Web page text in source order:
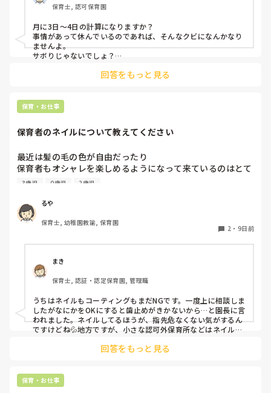
保育士, 認可保育園
月に3日〜4日の計算になりますか？
事情があって休んでいるのであれば、そんなクビになんかなり
ませんよ。
サボりじゃないでしょ？
同じクラスの先生が、もしも今後、いい気がしないと言葉にし
いいと思います。
からの振る舞いだと思いますよ。
も大事かと。
憶測で考えて妄想を広げないことです。
デマがいつのまにか事実のようになってしまうのは、人間の思
回答をもっと見る
保育・お仕事
保育者のネイルについて教えてください
最近は髪の毛の色が自由だったり
保育者もオシャレを楽しめるようになって来ているのはとて
も良いことだと思っているのですが、
今の園では一応まだNGにはなっているのですが、
爪が弱いからコーティングしていないと割れちゃう、とか
色々理由がありつつ地味目のネイルを暗黙の了解でしている
最近はプールがあったりと素足になることが多いのですが、
足は煌びやかなネイルになっています。笑
そもそもどうしてネイルがNGだったんだっけ？とだんだん
わからなくなって来ました笑
他の園ではどのような感じなのか教えていただけたら嬉しい
です。
3歳児 0歳児 2歳児
るや
保育士, 幼稚園教諭, 保育園
2 ・ 9日前
まき
保育士, 認証・認定保育園, 管理職
うちはネイルもコーティングもまだNGです。一度上に相談しま
したがなにかをOKにすると歯止めがきかないから…と園長に言
われました。ネイルしてるほうが、指先危なくない気がするん
ですけどね💦地方ですが、小さな認可外保育所などはネイル
回答をもっと見る
保育・お仕事